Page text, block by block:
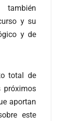
también
y su
y de
total de
próximos
aportan
este